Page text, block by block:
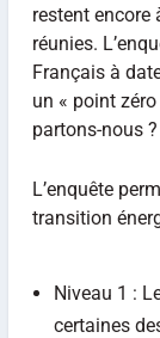
restent encore
réunies.
Français à
un « point
partons-nous ?
L’enquête
transition
Niveau 1 :
certaines